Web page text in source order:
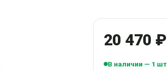
20 470 ₽
В наличии — 1 шт